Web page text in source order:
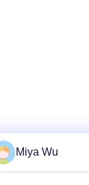
Miya Wu